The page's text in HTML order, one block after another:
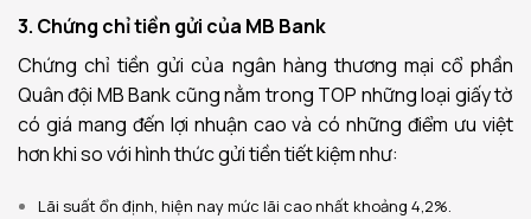
3. Chứng chỉ tiền gửi của MB Bank
Chứng chỉ tiền gửi của ngân hàng thương mại cổ phần
Quân đội MB Bank cũng nằm trong TOP những loại giấy tờ
có giá mang đến lợi nhuận cao và có những điểm ưu việt
hơn khi so với hình thức gửi tiền tiết kiệm như:
Lãi suất ổn định, hiện nay mức lãi cao nhất khoảng 4,2%.